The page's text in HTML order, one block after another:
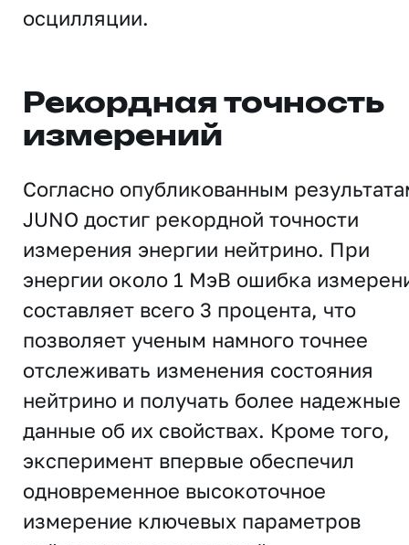
осцилляции.
Рекордная точность
измерений
Согласно опубликованным
JUNO достиг рекордной точности
измерения энергии нейтрино. При
энергии около 1 МэВ ошибка
составляет всего 3 процента, что
позволяет ученым намного точнее
отслеживать изменения состояния
нейтрино и получать более надежные
данные об их свойствах. Кроме того,
эксперимент впервые обеспечил
одновременное высокоточное
измерение ключевых параметров